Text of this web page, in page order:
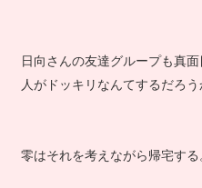
日向さんの友達グループも真
人がドッキリなんてするだろう
零はそれを考えながら帰宅する